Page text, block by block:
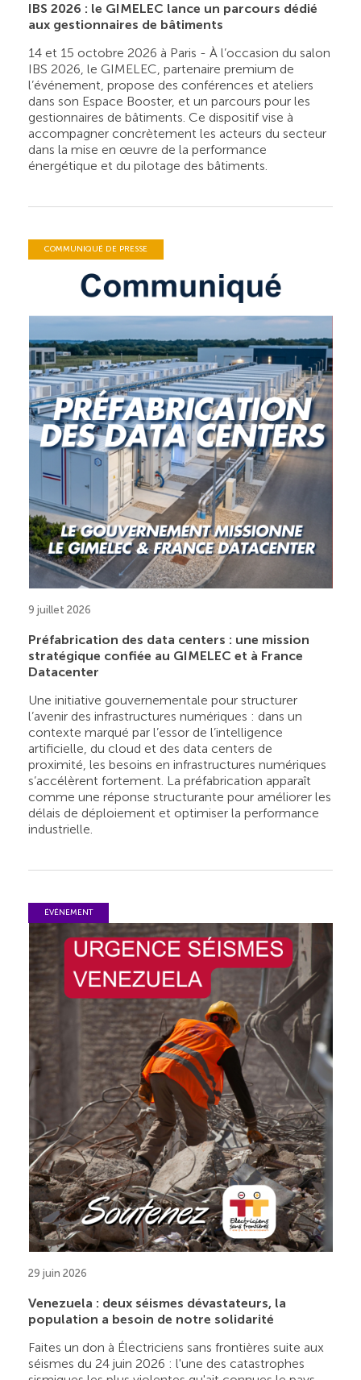
IBS 2026 : le GIMELEC lance un parcours dédié
aux gestionnaires de bâtiments
14 et 15 octobre 2026 à Paris - À l’occasion du salon
IBS 2026, le GIMELEC, partenaire premium de
l’événement, propose des conférences et ateliers
dans son Espace Booster, et un parcours pour les
gestionnaires de bâtiments. Ce dispositif vise à
accompagner concrètement les acteurs du secteur
dans la mise en œuvre de la performance
énergétique et du pilotage des bâtiments.
COMMUNIQUÉ DE PRESSE
9 juillet 2026
Préfabrication des data centers : une mission
stratégique confiée au GIMELEC et à France
Datacenter
Une initiative gouvernementale pour structurer
l’avenir des infrastructures numériques : dans un
contexte marqué par l’essor de l’intelligence
artificielle, du cloud et des data centers de
proximité, les besoins en infrastructures numériques
s’accélèrent fortement. La préfabrication apparaît
comme une réponse structurante pour améliorer les
délais de déploiement et optimiser la performance
industrielle.
ÉVÉNEMENT
29 juin 2026
Venezuela : deux séismes dévastateurs, la
population a besoin de notre solidarité
Faites un don à Électriciens sans frontières suite aux
séismes du 24 juin 2026 : l'une des catastrophes